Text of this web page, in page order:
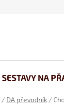
SESTAVY NA
/ DA převodník /